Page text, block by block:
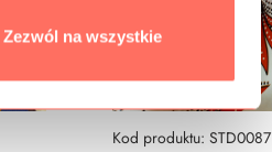
Zezwól na wszystkie
Kod produktu: STD0087